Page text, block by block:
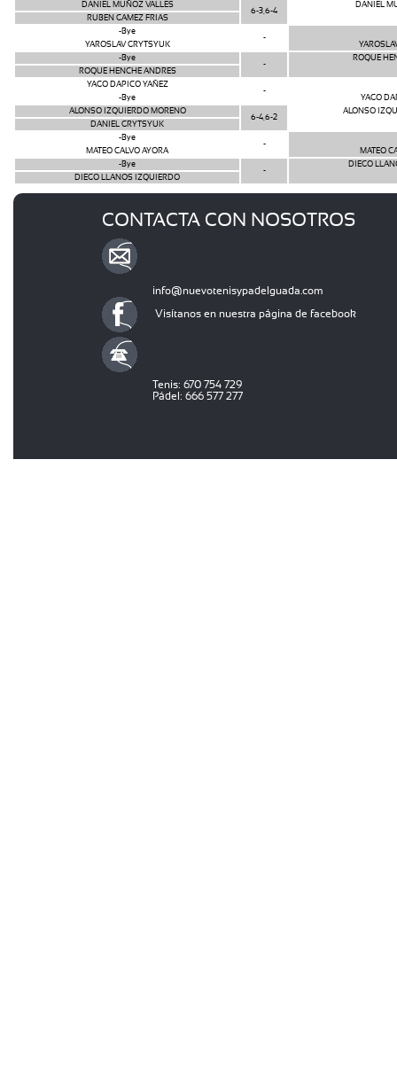
DANIEL MUÑOZ VALLES
6-3,6-4
DANIEL
RUBEN GAMEZ FRIAS
-Bye
-
YAROSLAV GRYTSYUK
-Bye
-
ROQUE
ROQUE HENCHE ANDRES
YAGO DAPICO YAÑEZ
-
YAGO
-Bye
ALONSO IZQUIERDO MORENO
6-4,6-2
ALONSO
DANIEL GRYTSYUK
-Bye
-
MATEO
MATEO CALVO AYORA
-Bye
-
DIEGO
DIEGO LLANOS IZQUIERDO
CONTACTA CON NOSOTROS
info@nuevotenisypadelguada.com
Visítanos en nuestra página de facebook
Tenis: 670 754 729
Pádel: 666 577 277